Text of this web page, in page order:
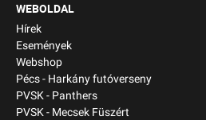
WEBOLDAL
Hírek
Események
Webshop
Pécs - Harkány futóverseny
PVSK - Panthers
PVSK - Mecsek Füszért